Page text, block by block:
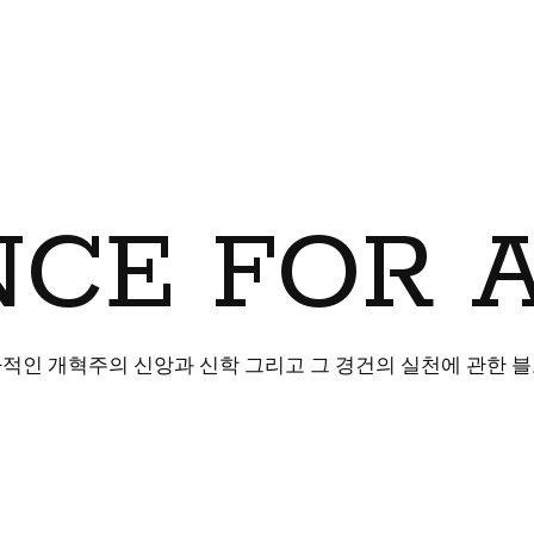
FOR
인 개혁주의 신앙과 신학 그리고 그 경건의 실천에 관한